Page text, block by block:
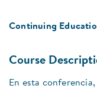
Continuing
Course
En esta